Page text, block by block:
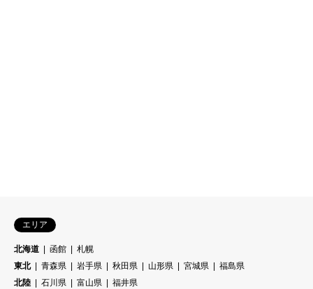
エリア
北海道 函館
札幌
東北
青森県 岩手県 秋田県 山形県 宮城県
福島県
北陸
石川県 富山県
福井県